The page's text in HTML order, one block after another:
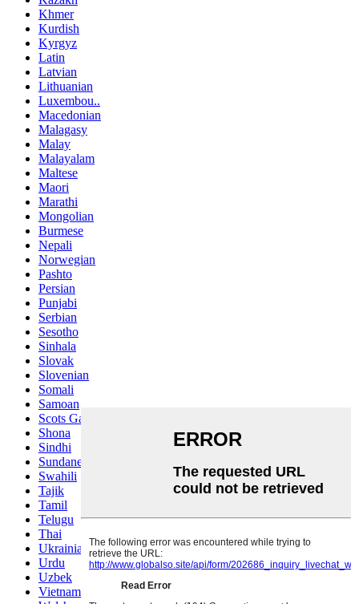
Khmer
Kurdish
Kyrgyz
Latin
Latvian
Lithuanian
Luxembou..
Macedonian
Malagasy
Malay
Malayalam
Maltese
Maori
Marathi
Mongolian
Burmese
Nepali
Norwegian
Pashto
Persian
Punjabi
Serbian
Sesotho
Sinhala
Slovak
Slovenian
Somali
Samoan
Scots Gaelic
Shona
Sindhi
Sundanese
Swahili
Tajik
Tamil
Telugu
Thai
Ukrainian
Urdu
Uzbek
Vietnamese